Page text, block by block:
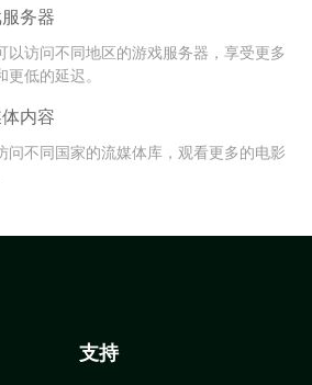
务器
以访问不同地区的游戏服务器，享受更多
低的延迟。
内容
问不同国家的流媒体库，观看更多的电影
支持